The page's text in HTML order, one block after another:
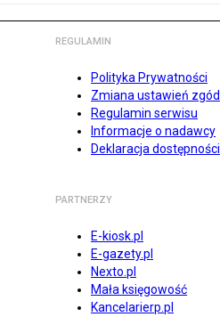
REGULAMIN
Polityka Prywatności
Zmiana ustawień zgód
Regulamin serwisu
Informacje o nadawcy
Deklaracja dostępności
PARTNERZY
E-kiosk.pl
E-gazety.pl
Nexto.pl
Mała księgowość
Kancelarierp.pl